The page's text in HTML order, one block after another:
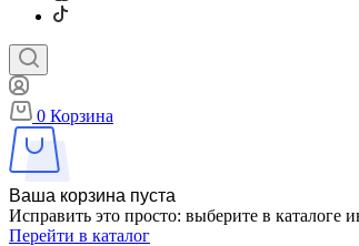
0 Корзина
Ваша корзина пуста
Исправить это просто: выберите в
Перейти в каталог